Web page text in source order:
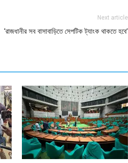
Next article
‘রাজধানীর সব বাসাবাড়িতে সেপটিক ট্যাংক থাকতে হবে’